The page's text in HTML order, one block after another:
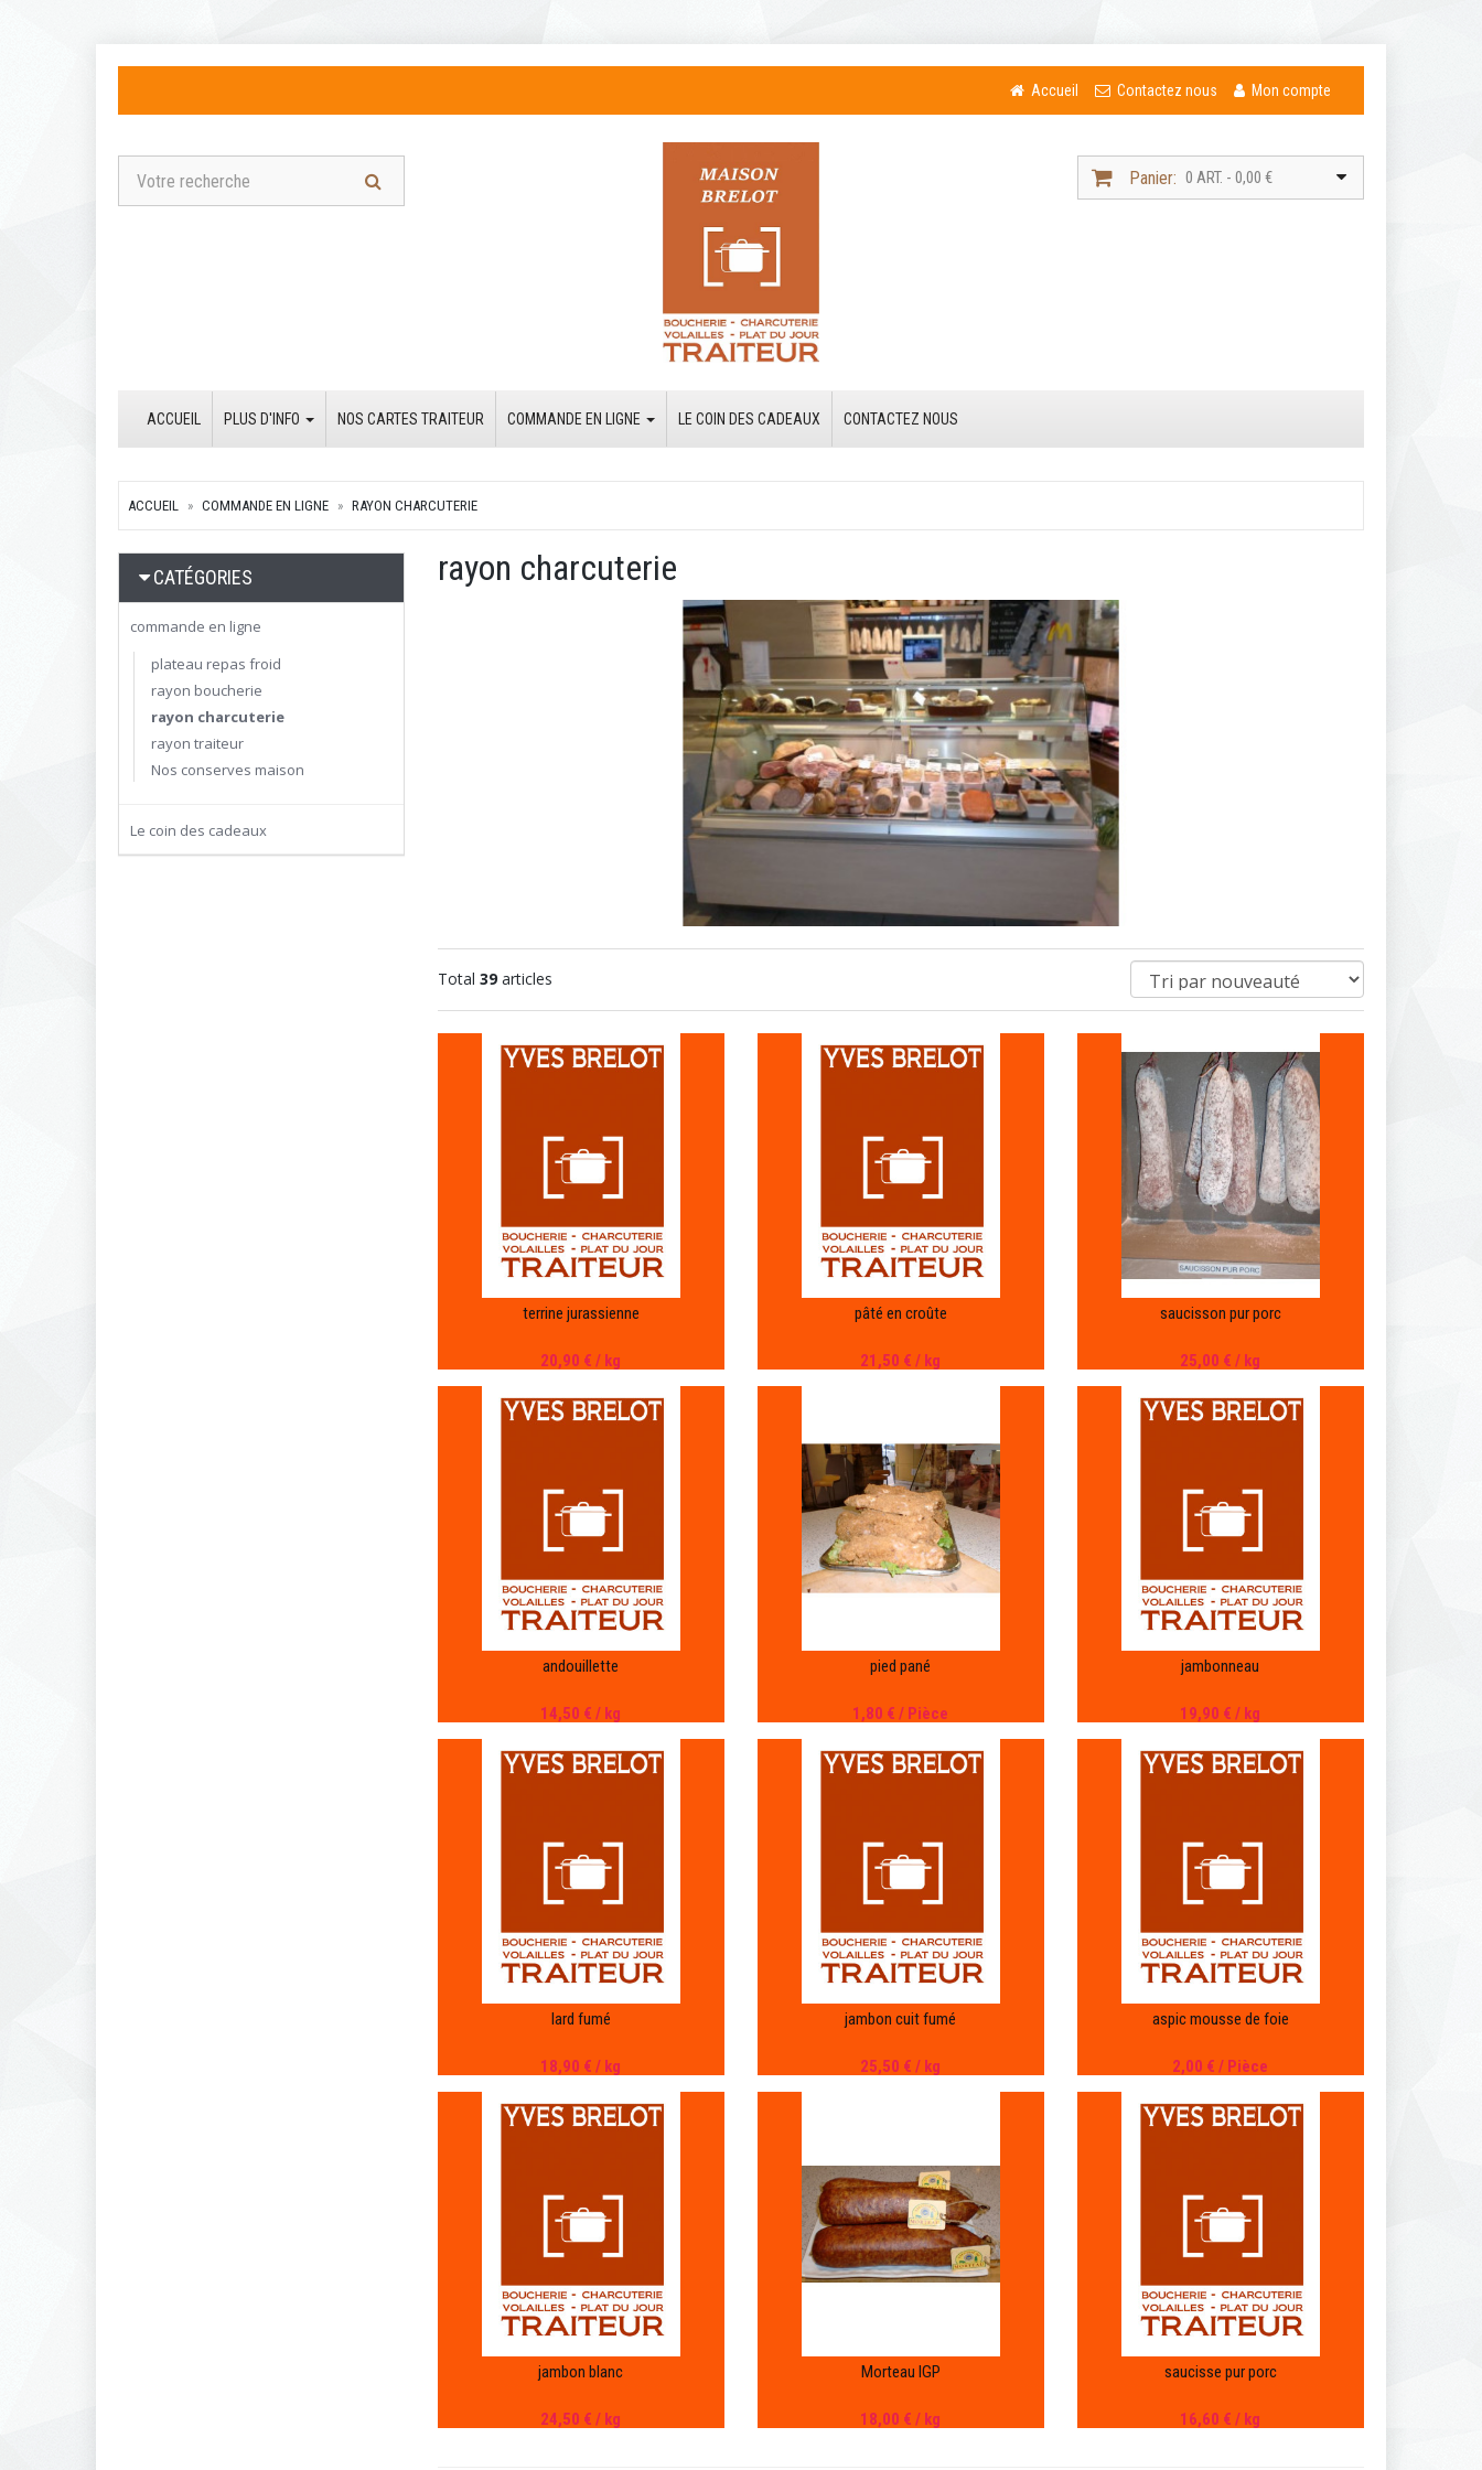
Accueil Contactez nous Mon compte
Panier: 0 ART. - 0,00 €
ACCUEIL PLUS D'INFO NOS CARTES TRAITEUR COMMANDE EN LIGNE LE COIN DES CADEAUX CONTACTEZ NOUS
ACCUEIL COMMANDE EN LIGNE RAYON CHARCUTERIE
CATÉGORIES
commande en ligne
plateau repas froid
rayon boucherie
rayon charcuterie
rayon traiteur
Nos conserves maison
Le coin des cadeaux
rayon charcuterie
Total 39 articles
terrine jurassienne
20,90 € / kg
pâté en croûte
21,50 € / kg
saucisson pur porc
25,00 € / kg
andouillette
14,50 € / kg
pied pané
1,80 € / Pièce
jambonneau
19,90 € / kg
lard fumé
18,90 € / kg
jambon cuit fumé
25,50 € / kg
aspic mousse de foie
2,00 € / Pièce
jambon blanc
24,50 € / kg
Morteau IGP
18,00 € / kg
saucisse pur porc
16,60 € / kg